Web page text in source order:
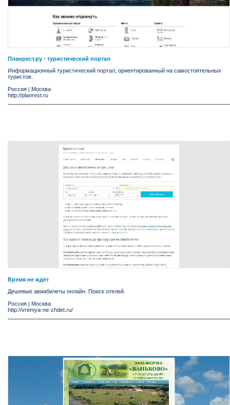
Планрест.ру - туристический портал
Информационный туристический портал, ориентированный на самостоятельных
туристов.
Россия | Москва
http://planrest.ru
Время не ждёт
Дешевые авиабилеты онлайн. Поиск отелей.
Россия | Москва
http://vremya-ne-zhdet.ru/